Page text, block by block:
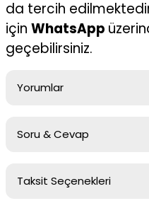
da tercih
için WhatsApp
geçebilirsiniz.
Yorumlar
Soru & Cevap
Ürün hakkında
Taksit Seçenekleri